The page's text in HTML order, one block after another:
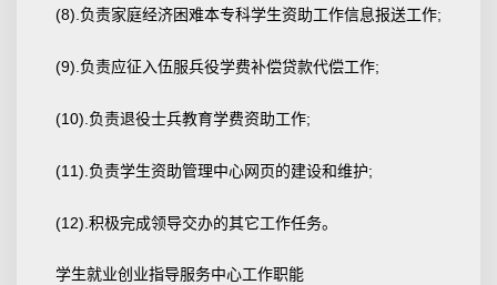
(8).负责家庭经济困难本专科学生资助工作信息报送工作;
(9).负责应征入伍服兵役学费补偿贷款代偿工作;
(10).负责退役士兵教育学费资助工作;
(11).负责学生资助管理中心网页的建设和维护;
(12).积极完成领导交办的其它工作任务。
学生就业创业指导服务中心工作职能